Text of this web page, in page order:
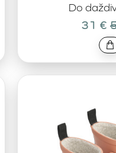
Do
31 €